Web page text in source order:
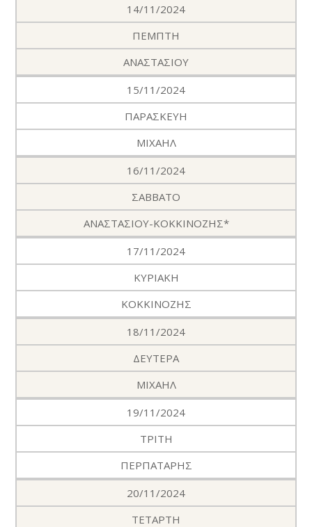
14/11/2024
ΠΕΜΠΤΗ
ΑΝΑΣΤΑΣΙΟΥ
15/11/2024
ΠΑΡΑΣΚΕΥΗ
ΜΙΧΑΗΛ
16/11/2024
ΣΑΒΒΑΤΟ
ΑΝΑΣΤΑΣΙΟΥ-ΚΟΚΚΙΝΟΖΗΣ*
17/11/2024
ΚΥΡΙΑΚΗ
ΚΟΚΚΙΝΟΖΗΣ
18/11/2024
ΔΕΥΤΕΡΑ
ΜΙΧΑΗΛ
19/11/2024
ΤΡΙΤΗ
ΠΕΡΠΑΤΑΡΗΣ
20/11/2024
ΤΕΤΑΡΤΗ